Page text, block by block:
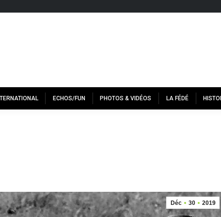
ECHOS/FUN PHOTOS & VIDÉOS LA FÉDÉ
Déc 30 2019